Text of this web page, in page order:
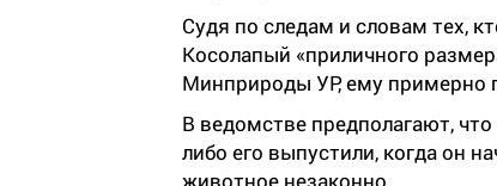
Судя по следам и словам тех,
Косолапый «приличного
Минприроды УР, ему примерно
В ведомстве предполагают,
либо его выпустили, когда он